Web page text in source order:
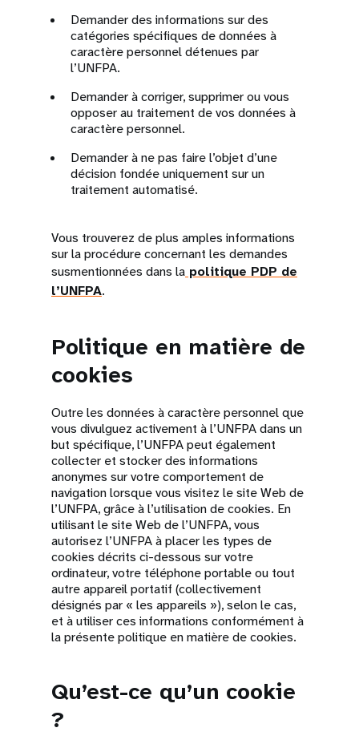
Demander des informations sur des
catégories spécifiques de données à
caractère personnel détenues par
l’UNFPA.
Demander à corriger, supprimer ou vous
opposer au traitement de vos données à
caractère personnel.
Demander à ne pas faire l’objet d’une
décision fondée uniquement sur un
traitement automatisé.
Vous trouverez de plus amples informations
sur la procédure concernant les demandes
susmentionnées dans la politique PDP de
l’UNFPA.
Politique en matière de
cookies
Outre les données à caractère personnel que
vous divulguez activement à l’UNFPA dans un
but spécifique, l’UNFPA peut également
collecter et stocker des informations
anonymes sur votre comportement de
navigation lorsque vous visitez le site Web de
l’UNFPA, grâce à l’utilisation de cookies. En
utilisant le site Web de l’UNFPA, vous
autorisez l’UNFPA à placer les types de
cookies décrits ci-dessous sur votre
ordinateur, votre téléphone portable ou tout
autre appareil portatif (collectivement
désignés par « les appareils »), selon le cas,
et à utiliser ces informations conformément à
la présente politique en matière de cookies.
Qu’est-ce qu’un cookie
?